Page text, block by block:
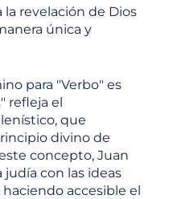
la revelación de Dios
única y
para "Verbo" es
refleja el
que
divino de
concepto, Juan
con las ideas
accesible el